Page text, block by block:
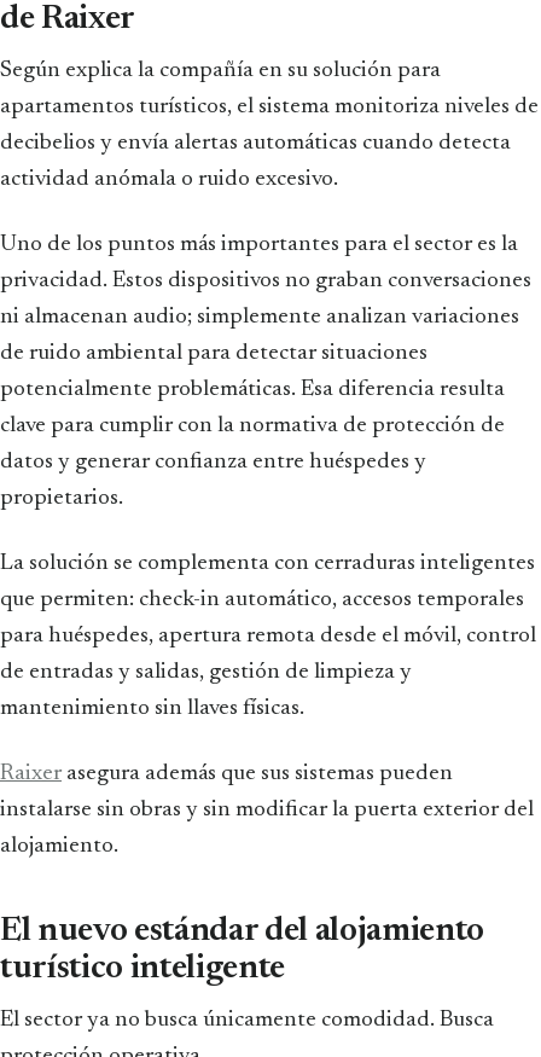
de Raixer
Según explica la compañía en su solución para
apartamentos turísticos, el sistema monitoriza niveles de
decibelios y envía alertas automáticas cuando detecta
actividad anómala o ruido excesivo.
Uno de los puntos más importantes para el sector es la
privacidad. Estos dispositivos no graban conversaciones
ni almacenan audio; simplemente analizan variaciones
de ruido ambiental para detectar situaciones
potencialmente problemáticas. Esa diferencia resulta
clave para cumplir con la normativa de protección de
datos y generar confianza entre huéspedes y
propietarios.
La solución se complementa con cerraduras inteligentes
que permiten: check-in automático, accesos temporales
para huéspedes, apertura remota desde el móvil, control
de entradas y salidas, gestión de limpieza y
mantenimiento sin llaves físicas.
Raixer asegura además que sus sistemas pueden
instalarse sin obras y sin modificar la puerta exterior del
alojamiento.
El nuevo estándar del alojamiento
turístico inteligente
El sector ya no busca únicamente comodidad. Busca